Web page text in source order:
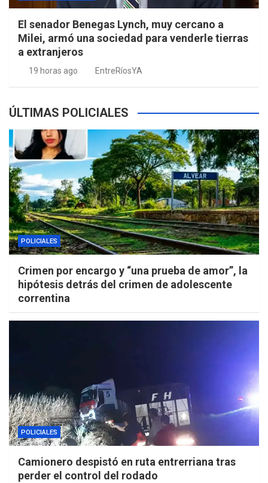
El senador Benegas Lynch, muy cercano a
Milei, armó una sociedad para venderle tierras
a extranjeros
19 horas ago EntreRíosYA
ÚLTIMAS POLICIALES
POLICIALES
Crimen por encargo y “una prueba de amor”, la
hipótesis detrás del crimen de adolescente
correntina
POLICIALES
Camionero despistó en ruta entrerriana tras
perder el control del rodado